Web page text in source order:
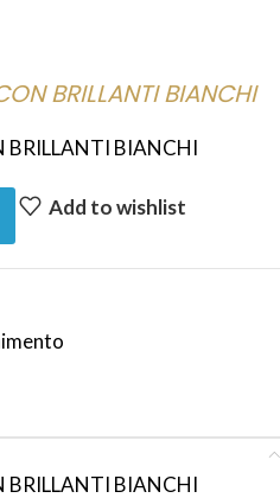
BRILLANTI BIANCHI
BRILLANTI BIANCHI
Add to wishlist
BRILLANTI BIANCHI